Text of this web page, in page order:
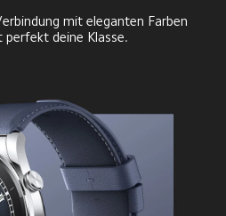
mit eleganten Farben
deine Klasse.